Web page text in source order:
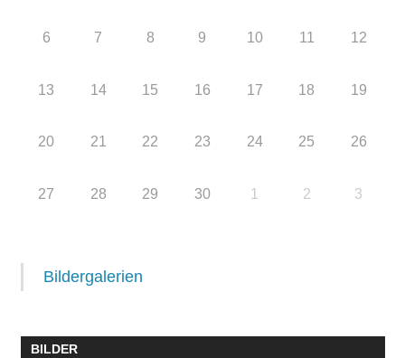
6 7 8 9 10 11 12
13 14 15 16 17 18 19
20 21 22 23 24 25 26
27 28 29 30 1 2 3
Bildergalerien
BILDER